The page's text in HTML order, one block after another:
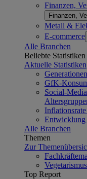
Finanzen,
Finanzen,
Metall &
E-commerce
Alle Branchen
Beliebte Statistiken
Aktuelle Statistiken
GfK-
Social-
Entwicklung
Alle Branchen
Themen
Zur
Top Report